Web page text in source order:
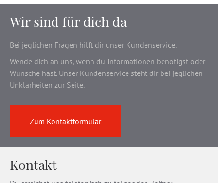
Wir sind für dich da
Bei jeglichen Fragen hilft dir unser Kundenservice.
Wende dich an uns, wenn du Informationen benötigst oder
Wünsche hast. Unser Kundenservice steht dir bei jeglichen
Unklarheiten zur Seite.
Zum Kontaktformular
Kontakt